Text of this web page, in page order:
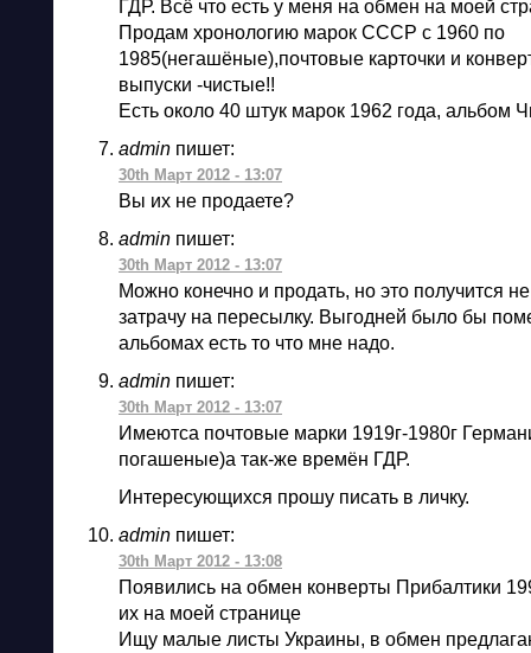
ГДР. Всё что есть у меня на обмен на моей
Продам хронологию марок СССР с 1960 по
1985(негашёные),почтовые карточки и
выпуски -чистые!!
Есть около 40 штук марок 1962 года, альбом
admin пишет:
30th Март 2012 - 13:07
Вы их не продаете?
admin пишет:
30th Март 2012 - 13:07
Можно конечно и продать, но это получится
затрачу на пересылку. Выгодней было бы
альбомах есть то что мне надо.
admin пишет:
30th Март 2012 - 13:07
Имеютса почтовые марки 1919г-1980г
погашеные)а так-же времён ГДР.
Интересующихся прошу писать в личку.
admin пишет:
30th Март 2012 - 13:08
Появились на обмен конверты Прибалтики
их на моей странице
Ищу малые листы Украины, в обмен